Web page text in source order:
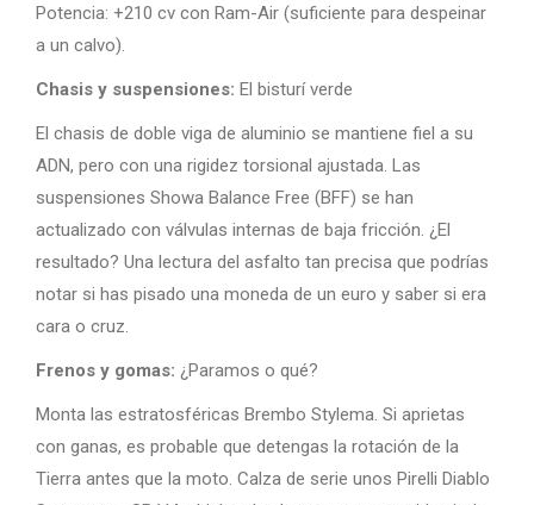
Potencia: +210 cv con Ram-Air (suficiente para despeinar
a un calvo).
Chasis y suspensiones: El bisturí verde
El chasis de doble viga de aluminio se mantiene fiel a su
ADN, pero con una rigidez torsional ajustada. Las
suspensiones Showa Balance Free (BFF) se han
actualizado con válvulas internas de baja fricción. ¿El
resultado? Una lectura del asfalto tan precisa que podrías
notar si has pisado una moneda de un euro y saber si era
cara o cruz.
Frenos y gomas: ¿Paramos o qué?
Monta las estratosféricas Brembo Stylema. Si aprietas
con ganas, es probable que detengas la rotación de la
Tierra antes que la moto. Calza de serie unos Pirelli Diablo